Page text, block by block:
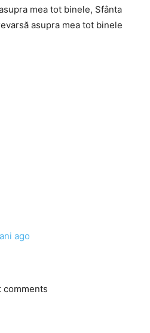
mea tot binele, Sfânta
asupra mea tot binele
ago
comments